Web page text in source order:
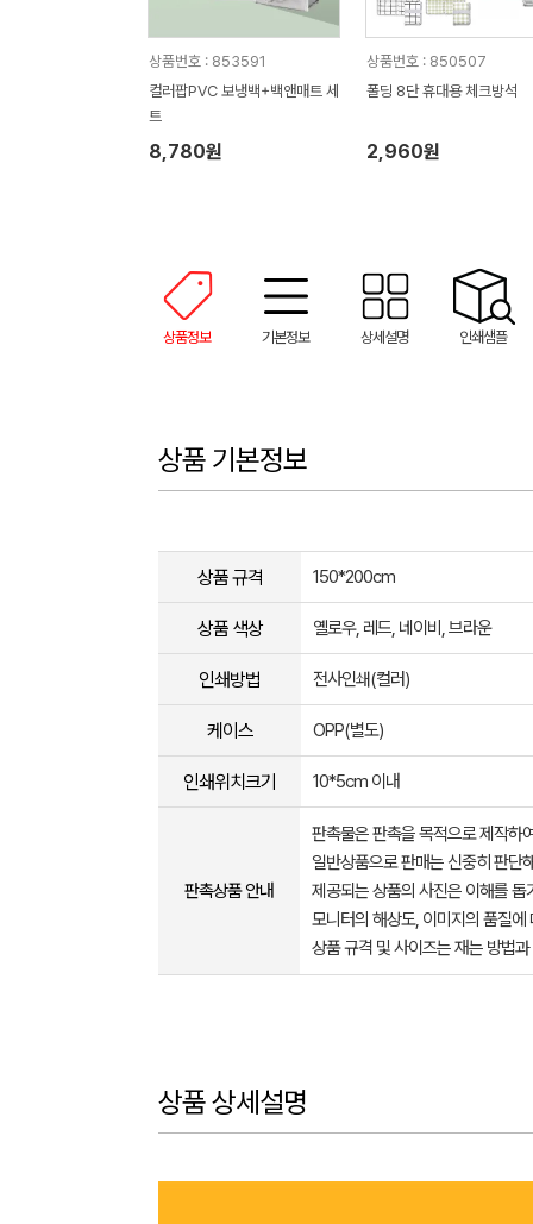
상품번호 : 853591
컬러팝PVC 보냉백+백앤매트 세
트
8,780원
상품번호 : 850507
폴딩 8단 휴대용 체크방석
2,960원
상품정보 기본정보 상세설명 인쇄샘플
상품 기본정보
상품 규격 150*200cm
상품 색상 옐로우, 레드, 네이비, 브라운
인쇄방법 전사인쇄(컬러)
케이스 OPP(별도)
인쇄위치크기 10*5cm 이내
판촉상품 안내
판촉물은 판촉을 목적으로 제작하
일반상품으로 판매는 신중히 판단
제공되는 상품의 사진은 이해를
모니터의 해상도, 이미지의 품질
상품 규격 및 사이즈는 재는 방법
상품 상세설명